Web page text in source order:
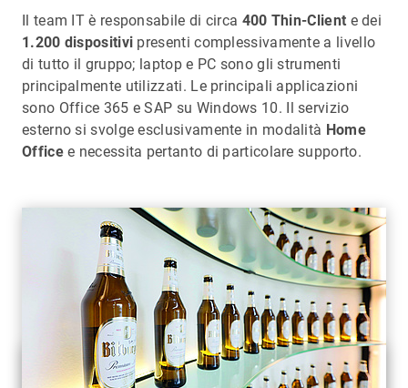
Il team IT è responsabile di circa 400 Thin-Client e dei
1.200 dispositivi presenti complessivamente a livello
di tutto il gruppo; laptop e PC sono gli strumenti
principalmente utilizzati. Le principali applicazioni
sono Office 365 e SAP su Windows 10. Il servizio
esterno si svolge esclusivamente in modalità Home
Officee necessita pertanto di particolare supporto.